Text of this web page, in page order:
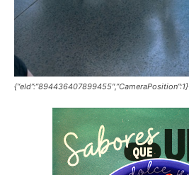
{“eId”:”894436407899455″,”CameraPosition”:1}